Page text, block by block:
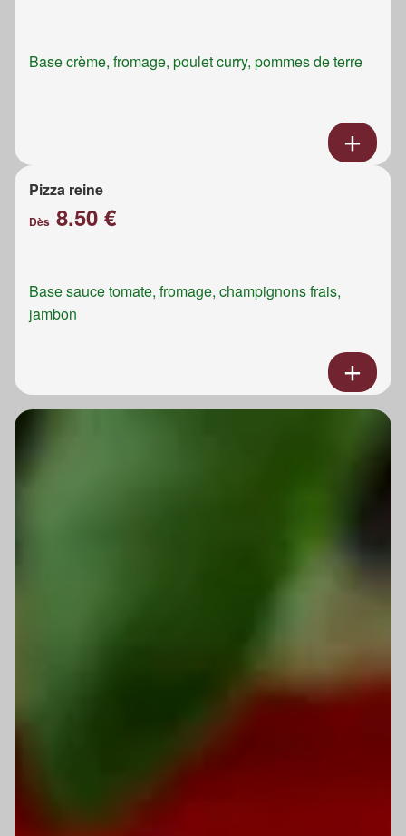
Base crème, fromage, poulet curry, pommes de terre
Pizza reine
Dès 8.50 €
Base sauce tomate, fromage, champignons frais,
jambon